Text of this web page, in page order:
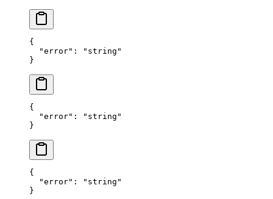
{
  "error"
:
"string"
}
{
  "error"
:
"string"
}
{
  "error"
:
"string"
}